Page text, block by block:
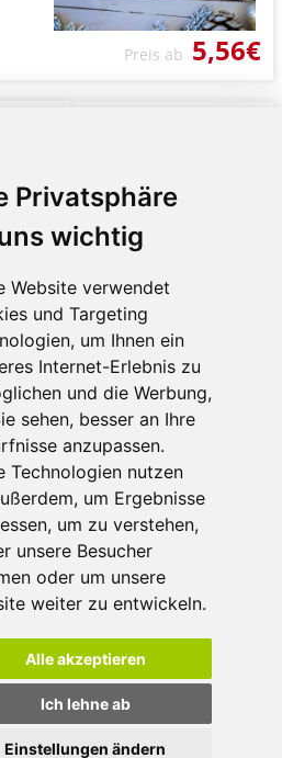
Privatsphäre
wichtig
Website verwendet
und Targeting
um Ihnen ein
Internet-Erlebnis zu
und die Werbung,
sehen, besser an Ihre
anzupassen.
Technologien nutzen
um Ergebnisse
um zu verstehen,
unsere Besucher
oder um unsere
weiter zu entwickeln.
Alle akzeptieren
Ich lehne ab
Einstellungen ändern
Preis ab 5,56€